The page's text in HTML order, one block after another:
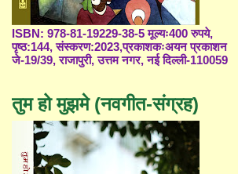
ISBN: 978-81-19229-38-5 मूल्यः400 रुपये,
पृष्ठ:144, संस्करण:2023,प्रकाशकःअयन प्रकाशन
जे-19/39, राजापुरी, उत्तम नगर, नई दिल्ली-110059
तुम हो मुझमे (नवगीत-संग्रह)